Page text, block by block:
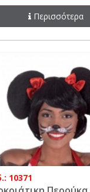
Περισσότερα
10371